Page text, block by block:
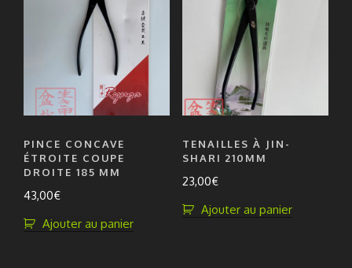
PINCE CONCAVE
ÉTROITE COUPE
DROITE 185 MM
43,00€
Ajouter au panier
TENAILLES À JIN-
SHARI 210MM
23,00€
Ajouter au panier